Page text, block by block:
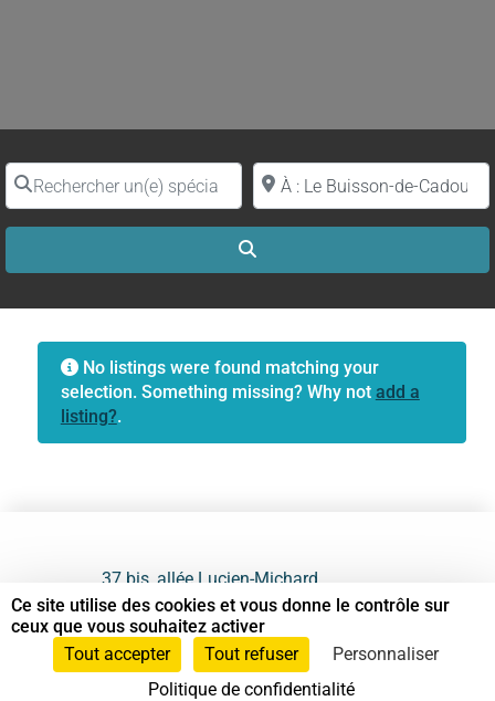
Rechercher un(e) spécialiste par nomProche de (ville ou région)
No listings were found matching your
selection. Something missing? Why not add a
listing?.
37 bis, allée Lucien-Michard
93190 Livry-Gargan
06 61 87 28 09
Ce site utilise des cookies et vous donne le contrôle sur
ceux que vous souhaitez activer
Tout accepter
Tout refuser
Personnaliser
Politique de confidentialité